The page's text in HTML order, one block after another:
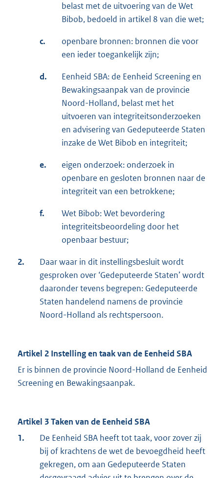
belast met de uitvoering van de Wet
Bibob, bedoeld in artikel 8 van die wet;
c.
openbare bronnen: bronnen die voor
een ieder toegankelijk zijn;
d.
Eenheid SBA: de Eenheid Screening en
Bewakingsaanpak van de provincie
Noord-Holland, belast met het
uitvoeren van integriteitsonderzoeken
en advisering van Gedeputeerde Staten
inzake de Wet Bibob en integriteit;
e.
eigen onderzoek: onderzoek in
openbare en gesloten bronnen naar de
integriteit van een betrokkene;
f.
Wet Bibob: Wet bevordering
integriteitsbeoordeling door het
openbaar bestuur;
2.
Daar waar in dit instellingsbesluit wordt
gesproken over ‘Gedeputeerde Staten’ wordt
daaronder tevens begrepen: Gedeputeerde
Staten handelend namens de provincie
Noord-Holland als rechtspersoon.
Artikel 2 Instelling en taak van de Eenheid SBA
Er is binnen de provincie Noord-Holland de Eenheid
Screening en Bewakingsaanpak.
Artikel 3 Taken van de Eenheid SBA
1.
De Eenheid SBA heeft tot taak, voor zover zij
bij of krachtens de wet de bevoegdheid heeft
gekregen, om aan Gedeputeerde Staten